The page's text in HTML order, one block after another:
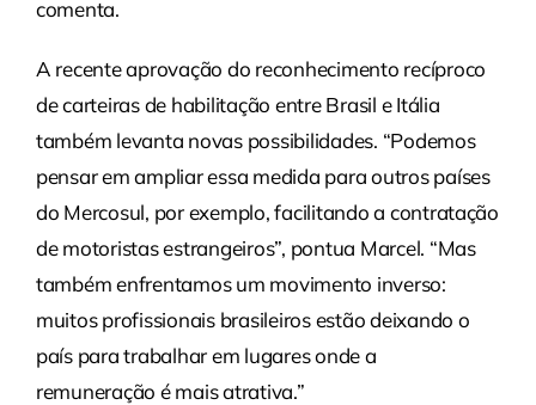
comenta.
A recente aprovação do reconhecimento recíproco
de carteiras de habilitação entre Brasil e Itália
também levanta novas possibilidades. “Podemos
pensar em ampliar essa medida para outros países
do Mercosul, por exemplo, facilitando a contratação
de motoristas estrangeiros”, pontua Marcel. “Mas
também enfrentamos um movimento inverso:
muitos profissionais brasileiros estão deixando o
país para trabalhar em lugares onde a
remuneração é mais atrativa.”